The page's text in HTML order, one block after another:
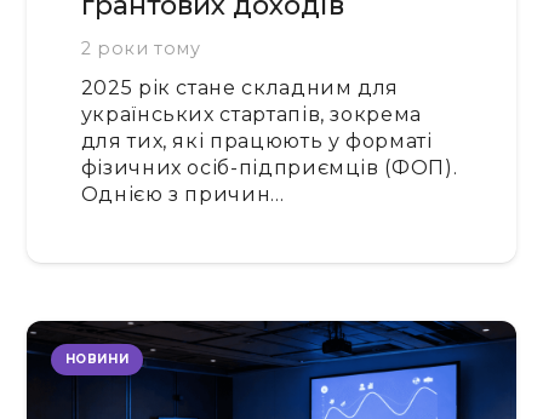
2 роки тому
2025 рік стане складним для
українських стартапів, зокрема
для тих, які працюють у форматі
фізичних осіб-підприємців (ФОП).
Однією з причин…
НОВИНИ